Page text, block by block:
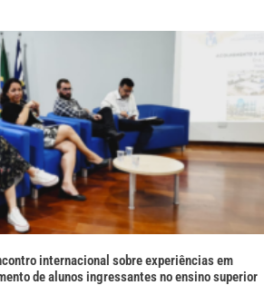
internacional sobre experiências em
de alunos ingressantes no ensino superior